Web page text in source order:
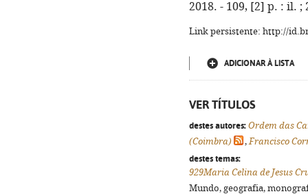
2018. - 109, [2] p. : il. ;
Link persistente: http://
ADICIONAR À LISTA
VER TÍTULOS
destes autores: Ordem das
(Coimbra)
,Francisco
destes temas:
929Maria Celina de Jesus
Mundo, geografia,